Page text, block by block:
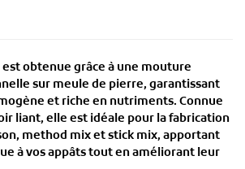
est obtenue grâce à une mouture
sur meule de pierre, garantissant
et riche en nutriments. Connue
liant, elle est idéale pour lafabrication
method mix et stick mix, apportant
à vos appâts tout en améliorant leur